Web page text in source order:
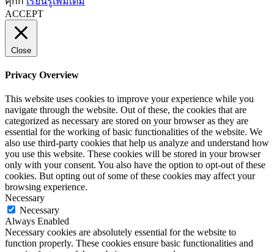
ACCEPT
Close
Privacy Overview
This website uses cookies to improve your experience while you
navigate through the website. Out of these, the cookies that are
categorized as necessary are stored on your browser as they are
essential for the working of basic functionalities of the website. We
also use third-party cookies that help us analyze and understand how
you use this website. These cookies will be stored in your browser
only with your consent. You also have the option to opt-out of these
cookies. But opting out of some of these cookies may affect your
browsing experience.
Necessary
Necessary
Always Enabled
Necessary cookies are absolutely essential for the website to
function properly. These cookies ensure basic functionalities and